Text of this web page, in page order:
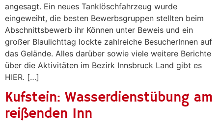
angesagt. Ein neues Tanklöschfahrzeug wurde
eingeweiht, die besten Bewerbsgruppen stellten beim
Abschnittsbewerb ihr Können unter Beweis und ein
großer Blaulichttag lockte zahlreiche BesucherInnen auf
das Gelände. Alles darüber sowie viele weitere Berichte
über die Aktivitäten im Bezirk Innsbruck Land gibt es
HIER. […]
Kufstein: Wasserdienstübung am
reißenden Inn